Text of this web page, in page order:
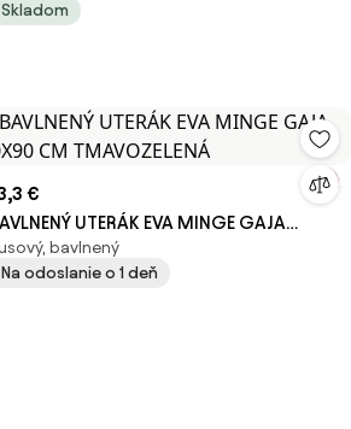
Skladom
€
UTERÁK EVA MINGE GAJA
CM TMAVOZELENÁ
bavlnený
Na odoslanie o 1 deň